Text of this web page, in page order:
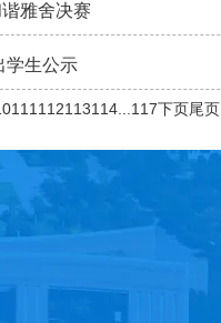
雅舍决赛
学生公示
111 112113114 117下页尾页